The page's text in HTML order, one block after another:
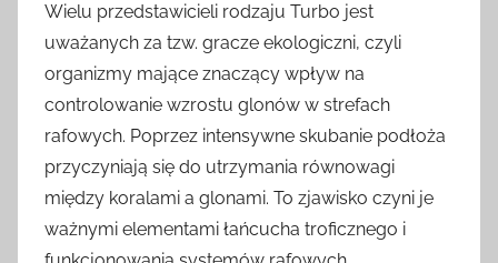
Wielu przedstawicieli rodzaju Turbo jest
uważanych za tzw. gracze ekologiczni, czyli
organizmy mające znaczący wpływ na
controlowanie wzrostu glonów w strefach
rafowych. Poprzez intensywne skubanie podłoża
przyczyniają się do utrzymania równowagi
między koralami a glonami. To zjawisko czyni je
ważnymi elementami łańcucha troficznego i